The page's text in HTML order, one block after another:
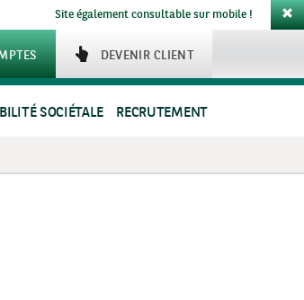
Site également consultable sur mobile !
DEVENIR CLIENT
SOCIÉTALE RECRUTEMENT